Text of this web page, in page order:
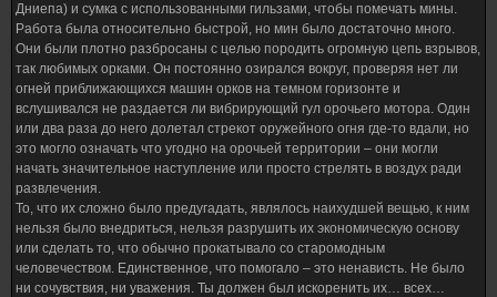
Дниепа) и сумка с использованными гильзами, чтобы помечать мины.
Работа была относительно быстрой, но мин было достаточно много.
Они были плотно разбросаны с целью породить огромную цепь взрывов,
так любимых орками. Он постоянно озирался вокруг, проверяя нет ли
огней приближающихся машин орков на темном горизонте и
вслушивался не раздается ли вибрирующий гул орочьего мотора. Один
или два раза до него долетал стрекот оружейного огня где-то вдали, но
это могло означать что угодно на орочьей территории – они могли
начать значительное наступление или просто стрелять в воздух ради
развлечения.
То, что их сложно было предугадать, являлось наихудшей вещью, к ним
нельзя было внедриться, нельзя разрушить их экономическую основу
или сделать то, что обычно прокатывало со старомодным
человечеством. Единственное, что помогало – это ненависть. Не было
ни сочувствия, ни уважения. Ты должен был искоренить их… всех…